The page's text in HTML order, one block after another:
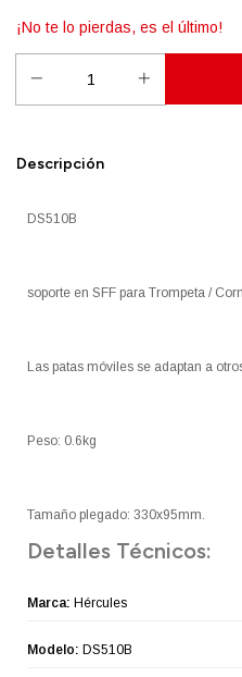
¡No te lo pierdas, es el último!
Descripción
DS510B
soporte en SFF para Trompeta /
Las patas móviles se adaptan a
Peso: 0.6kg
Tamaño plegado: 330x95mm.
Detalles Técnicos:
Marca: Hércules
Modelo: DS510B